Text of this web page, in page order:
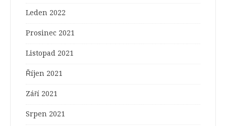
Leden 2022
Prosinec 2021
Listopad 2021
Říjen 2021
Září 2021
Srpen 2021